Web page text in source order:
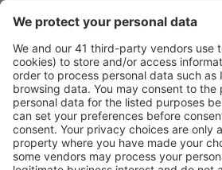
Bezproblémová rezervace s
zrušení.
S námi ušetříte
Atraktivní ceny a speciální
uživatele.
Ubytování dle vašeho gusta